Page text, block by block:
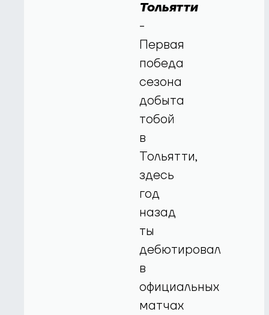
Тольятти
-
Первая
победа
сезона
добыта
тобой
в
Тольятти,
здесь
год
назад
ты
дебютировал
в
официальных
матчах